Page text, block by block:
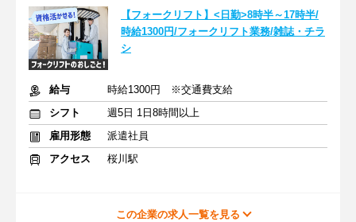
【フォークリフト】<日勤>8時半～17時半/
時給1300円/フォークリフト業務/雑誌・チラ
シ
給与
時給1300円 ※交通費支給
シフト
週5日 1日8時間以上
雇用形態
派遣社員
アクセス
桜川駅
この企業の求人一覧を見る